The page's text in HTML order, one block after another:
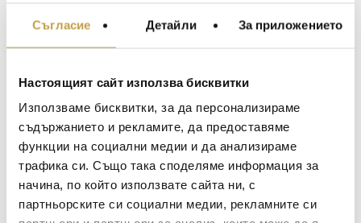
Съгласие Детайли За приложението
Настоящият сайт използва бисквитки
Използваме бисквитки, за да персонализираме
съдържанието и рекламите, да предоставяме
функции на социални медии и да анализираме
трафика си. Също така споделяме информация за
начина, по който използвате сайта ни, с
партньорските си социални медии, рекламните си
Pixel Bomb Seletti
149€ (291.42 лв.)
Dining Black Steel
Preorder В наличност
МЕБЕЛИ ЗА ДОМА И
ЗА МАСАТА
ТЕКСТИЛ ЗА ДОМА
АРОМАТИ ЗА ДОМА
ИЗКУСТВО И КНИГИ
BACCARAT
TOM DIXON
MICHAEL ARAM
ASSOULINE